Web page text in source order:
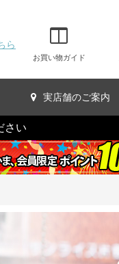
ら
お買い物ガイド
実店舗のご案内
さい